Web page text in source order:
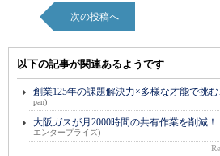
次の投稿へ
以下の記事が関連あるようです
創業125年の課題解決力×多様な才能で挑
pan)
大阪ガスが月2000時間の共有作業を削減
エンタープライズ)